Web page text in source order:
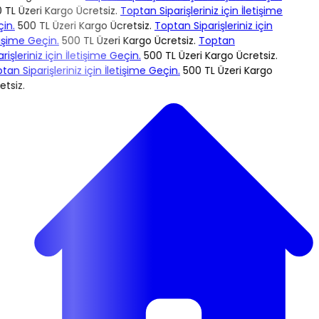
Üzeri Kargo Ücretsiz. Toptan Siparişleriniz için İletişime
500 TL Üzeri Kargo Ücretsiz. Toptan Siparişleriniz için
Geçin. 500 TL Üzeri Kargo Ücretsiz. Toptan
için İletişime Geçin. 500 TL Üzeri Kargo Ücretsiz.
Siparişleriniz için İletişime Geçin. 500 TL Üzeri Kargo